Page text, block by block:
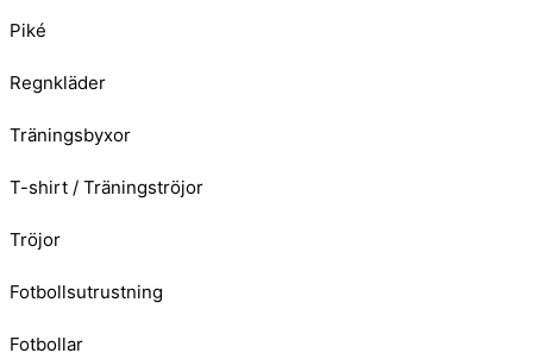
Piké
Regnkläder
Träningsbyxor
T-shirt / Träningströjor
Tröjor
Fotbollsutrustning
Fotbollar